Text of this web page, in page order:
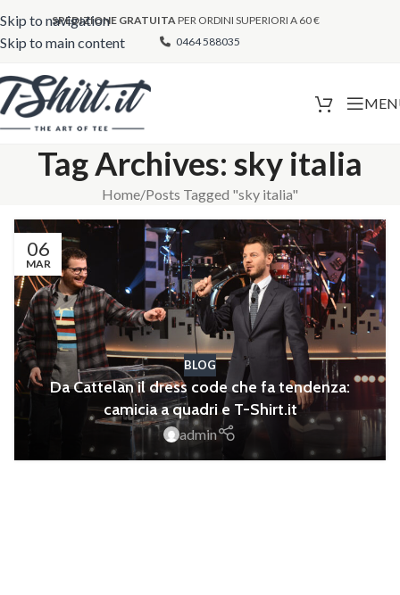
Skip to navigation
Skip to main content
SPEDIZIONE GRATUITAPER ORDINI SUPERIORI A 60 €
0464 588035
Tag Archives: sky italia
Home Posts Tagged "sky italia"
06
MAR
BLOG
Da Cattelan il dress code che fa tendenza:
camicia a quadri e T-Shirt.it
admin